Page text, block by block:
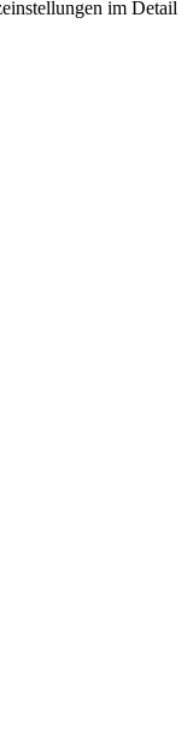
im Detail